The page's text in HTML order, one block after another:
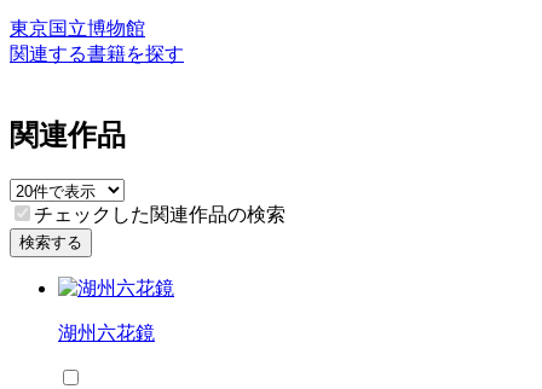
東京国立博物館
関連する書籍を探す
関連作品
チェックした関連作品の検索
検索する
湖州六花鏡